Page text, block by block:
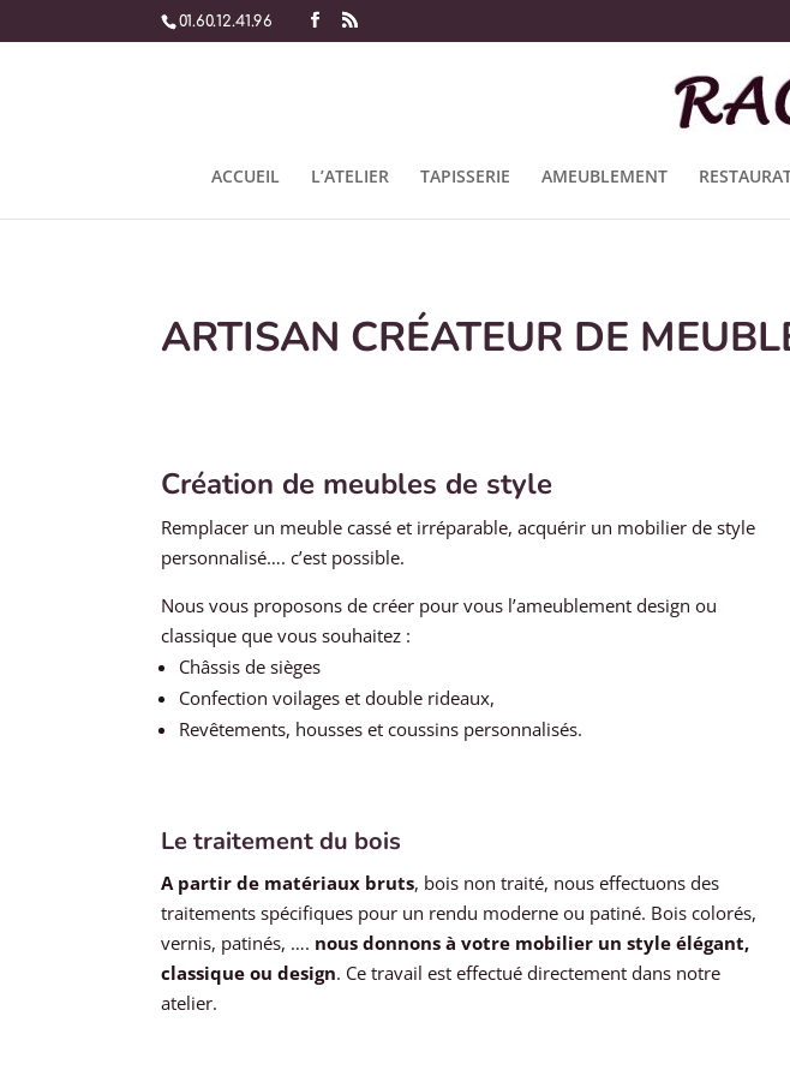
01.60.12.41.96
ACCUEIL L’ATELIER TAPISSERIE AMEUBLEMENT
ARTISAN CRÉATEUR DE
Création de meubles de style
Remplacer un meuble cassé et irréparable, acquérir un mobilier de style
personnalisé…. c’est possible.
Nous vous proposons de créer pour vous l’ameublement design ou
classique que vous souhaitez :
Châssis de sièges
Confection voilages et double rideaux,
Revêtements, housses et coussins personnalisés.
Le traitement du bois
A partir de matériaux bruts, bois non traité, nous effectuons des
traitements spécifiques pour un rendu moderne ou patiné. Bois colorés,
vernis, patinés, …. nous donnons à votre mobilier un style élégant,
classique ou design. Ce travail est effectué directement dans notre
atelier.